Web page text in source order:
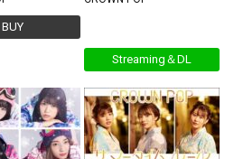
BUY
Streaming＆DL